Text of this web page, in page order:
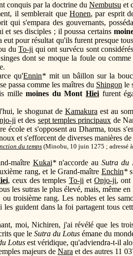
conquis par la doctrine du Nembutsu et
il semblerait que Honen, par esprit
qui s'empara des gouvernants,
et ses disciples ; il poussa certains
eut pour résultat qu'ils furent presque
duTo-ji qui ont survécu sont
dont se moque la foule ou
qu'Ennin* mit un bâillon sur la
passa comme les maîtres du Shingon le
millemoines du MontHiei furent
le shogunat de Kamakura est au
ji et des sept temples principaux de
école et s'opposent au Dharma, tous
et s'efforcent de diverses manières
du temps (Minobu, 10 juin 1275 ; adressé
maître Kukai*n'accorde au Sutra du
rang, et le Grand-maître Enchin*
, ceux des temples To-ji etOnjo-ji, ont
les sutras le plus élevé, mais, même
ou troisième rang. Les nobles et les
les guident dans la foi partagent tous
moi, Nichiren, j'ai révélé que les
que le Sutra du Lotus émane du
Lotus est véridique, qu'adviendra-t-il
majeurs de Nara et des autres 11